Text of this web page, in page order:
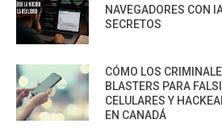
NAVEGADORES CON
SECRETOS
CÓMO LOS
BLASTERS PARA
CELULARES Y
EN CANADÁ